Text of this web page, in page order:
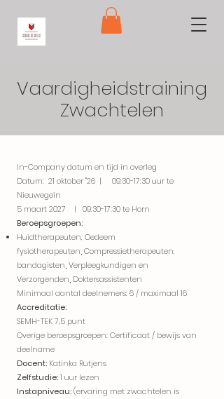
Vaardigheidstraining
Zwachtelen
In-Company datum en tijd in overleg
Datum: 21 oktober ''26 | 09:30-17:30 uur te
Nieuwegein
5 maart 2027 | 09:30-17:30 te Horn
Beroepsgroepen:
Huidtherapeuten, Oedeem
fysiotherapeuten,Compressietherapeuten,
bandagisten,Verpleegkundigen en
Verzorgenden, Doktersassistenten
Minimaal aantal deelnemers: 6 / maximaal 16
Accreditatie:
SEMH-TEK 7,5 punt
Overige beroepsgroepen: Certificaat / bewijs van
deelname
Docent: Katinka Rutjens
Zelfstudie:1 uur lezen
Instapniveau:(ervaring met zwachtelen is